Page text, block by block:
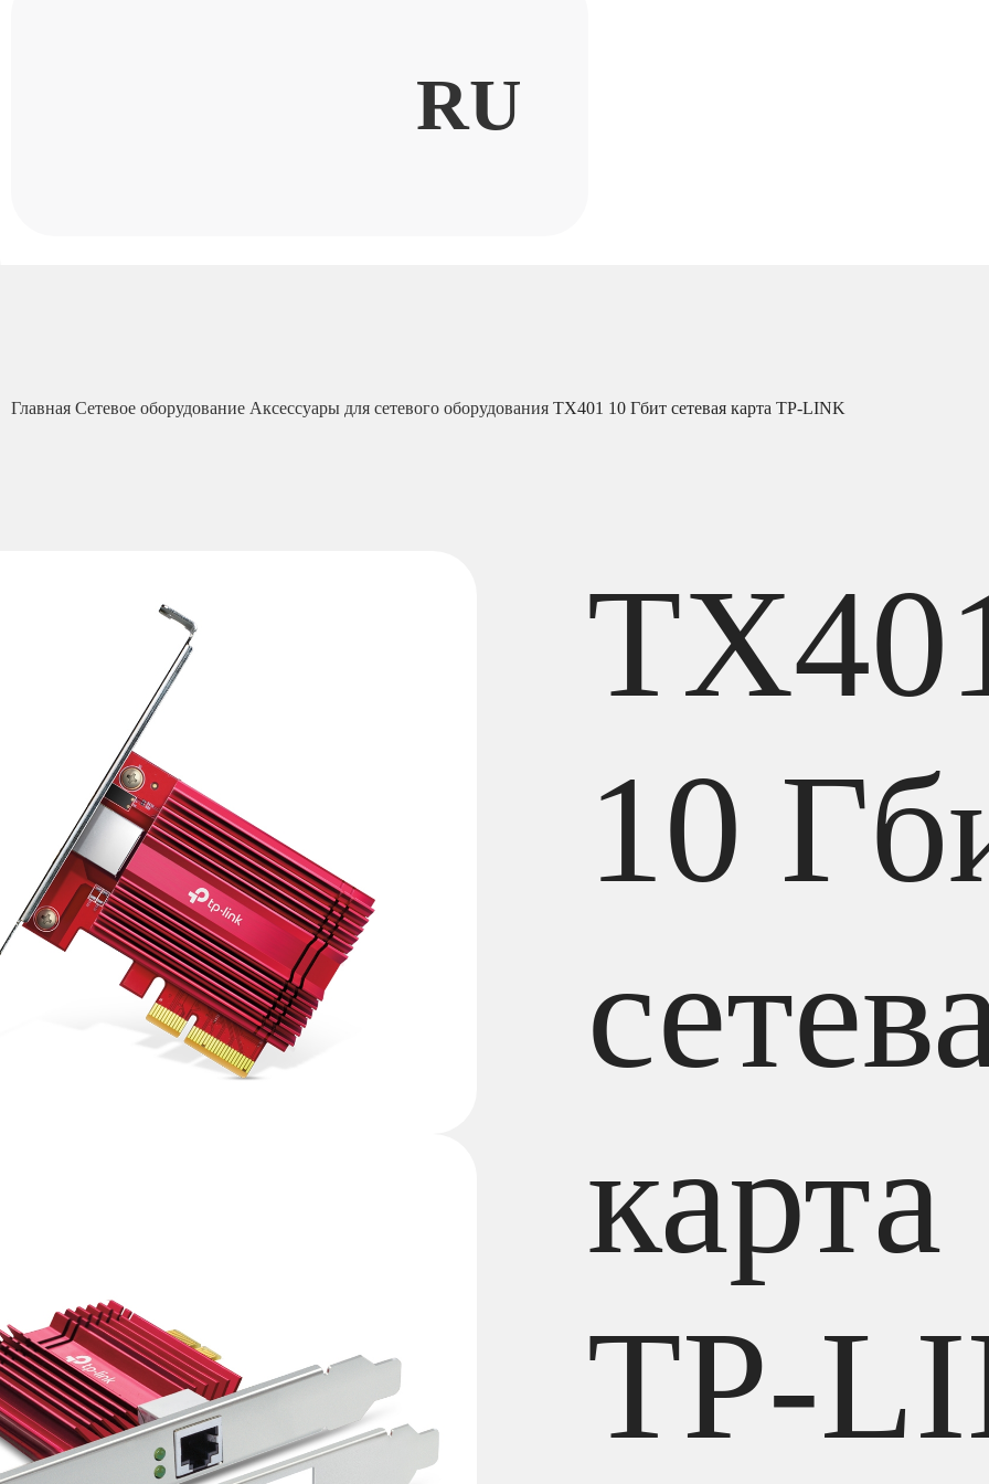
RU
Главная Сетевое оборудование Аксессуары для сетевого оборудования TX401 10 Гбит сетевая карта TP-LINK
10
карта
TP-